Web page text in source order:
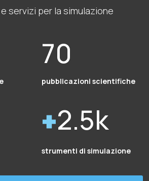
servizi per la simulazione
70
pubblicazioni scientifiche
2.5k
strumenti di simulazione